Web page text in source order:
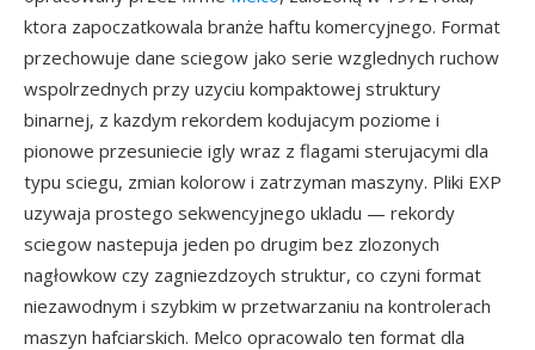
ktora zapoczatkowala branże haftu komercyjnego. Format
przechowuje dane sciegow jako serie wzglednych ruchow
wspolrzednych przy uzyciu kompaktowej struktury
binarnej, z kazdym rekordem kodujacym poziome i
pionowe przesuniecie igly wraz z flagami sterujacymi dla
typu sciegu, zmian kolorow i zatrzyman maszyny. Pliki EXP
uzywaja prostego sekwencyjnego ukladu — rekordy
sciegow nastepuja jeden po drugim bez zlozonych
nagłowkow czy zagniezdzoych struktur, co czyni format
niezawodnym i szybkim w przetwarzaniu na kontrolerach
maszyn hafciarskich. Melco opracowalo ten format dla